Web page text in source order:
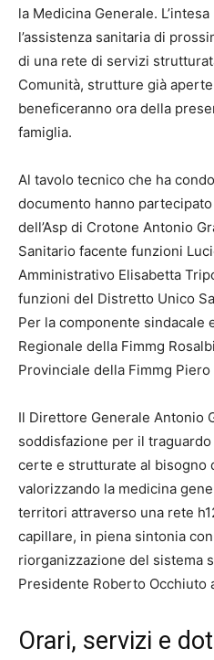
la Medicina Generale.
l’assistenza sanitaria di
di una rete di servizi
Comunità, strutture già
beneficeranno ora della
famiglia.
Al tavolo tecnico che ha
documento hanno
dell’Asp di Crotone Antonio
Sanitario facente funzioni
Amministrativo Elisabetta
funzioni del Distretto Unico
Per la componente sindacale
Regionale della Fimmg
Provinciale della Fimmg Piero
Il Direttore Generale Antonio
soddisfazione per il
certe e strutturate al bisogno
valorizzando la medicina
territori attraverso una rete
capillare, in piena sintonia con
riorganizzazione del sistema
Presidente Roberto Occhiuto
Orari, servizi e